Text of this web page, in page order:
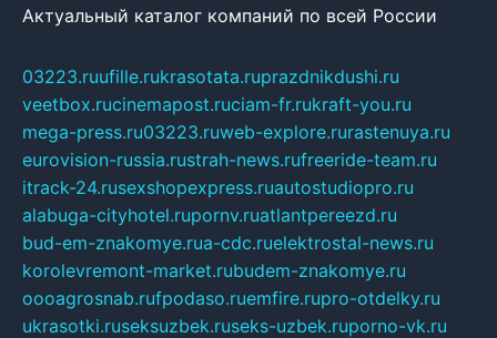
Актуальный каталог компаний по всей России
03223.ruufille.rukrasotata.ruprazdnikdushi.ru
veetbox.rucinemapost.ruciam-fr.rukraft-you.ru
mega-press.ru03223.ruweb-explore.rurastenuya.ru
eurovision-russia.rustrah-news.rufreeride-team.ru
itrack-24.rusexshopexpress.ruautostudiopro.ru
alabuga-cityhotel.rupornv.ruatlantpereezd.ru
bud-em-znakomye.rua-cdc.ruelektrostal-news.ru
korolevremont-market.rubudem-znakomye.ru
oooagrosnab.rufpodaso.ruemfire.rupro-otdelky.ru
ukrasotki.ruseksuzbek.ruseks-uzbek.ruporno-vk.ru